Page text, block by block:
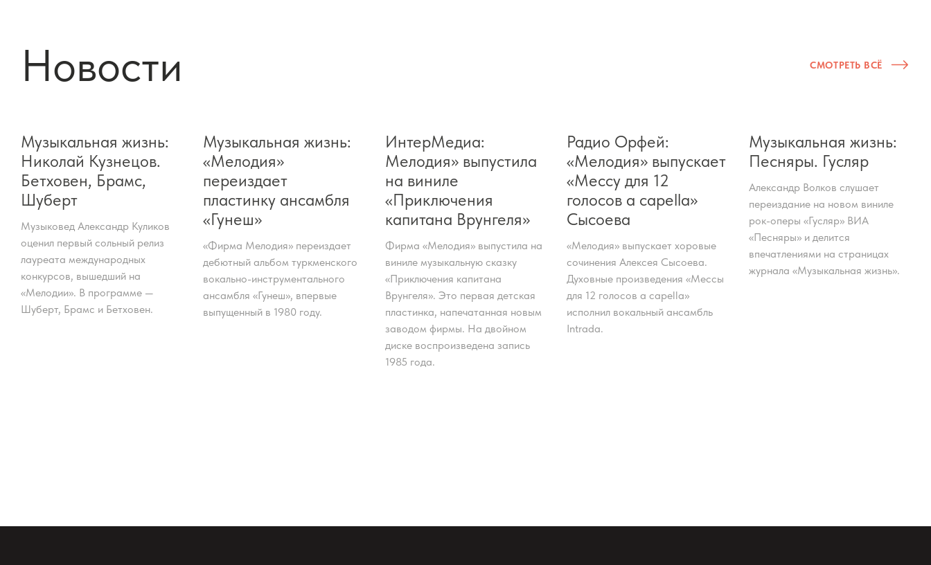
Новости СМОТРЕТЬ ВСЁ
Музыкальная жизнь:
Николай Кузнецов.
Бетховен, Брамс,
Шуберт
Музыковед Александр Куликов
оценил первый сольный релиз
лауреата международных
конкурсов, вышедший на
«Мелодии». В программе —
Шуберт, Брамс и Бетховен.
Музыкальная жизнь:
«Мелодия»
переиздает
пластинку ансамбля
«Гунеш»
«Фирма Мелодия» переиздает
дебютный альбом туркменского
вокально-инструментального
ансамбля «Гунеш», впервые
выпущенный в 1980 году.
ИнтерМедиа:
Мелодия» выпустила
на виниле
«Приключения
капитана Врунгеля»
Фирма «Мелодия» выпустила на
виниле музыкальную сказку
«Приключения капитана
Врунгеля». Это первая детская
пластинка, напечатанная новым
заводом фирмы. На двойном
диске воспроизведена запись
1985 года.
Радио Орфей:
«Мелодия» выпускает
«Мессу для 12
голосов a capella»
Сысоева
«Мелодия» выпускает хоровые
сочинения Алексея Сысоева.
Духовные произведения «Мессы
для 12 голосов a capella»
исполнил вокальный ансамбль
Intrada.
Музыкальная жизнь:
Песняры. Гусляр
Александр Волков слушает
переиздание на новом виниле
рок-оперы «Гусляр» ВИА
«Песняры» и делится
впечатлениями на страницах
журнала «Музыкальная жизнь».